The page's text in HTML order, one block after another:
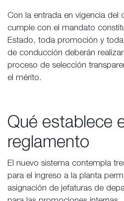
Con la entrada en vigencia del
cumple con el mandato
Estado, toda promoción y
de conducción deberán
proceso de selección
el mérito.
Qué establece
reglamento
El nuevo sistema contempla
para el ingreso a la planta
asignación de jefaturas de